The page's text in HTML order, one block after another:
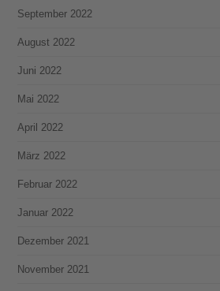
September 2022
August 2022
Juni 2022
Mai 2022
April 2022
März 2022
Februar 2022
Januar 2022
Dezember 2021
November 2021